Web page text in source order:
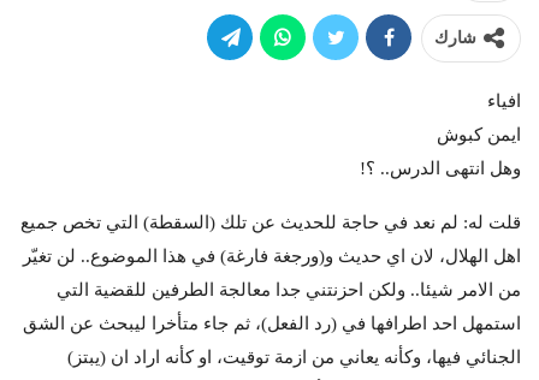
شارك
افياء
ايمن كبوش
وهل انتهى الدرس.. ؟!
قلت له: لم نعد في حاجة للحديث عن تلك (السقطة) التي تخص جميع
اهل الهلال، لان اي حديث و(ورجغة فارغة) في هذا الموضوع.. لن تغيّر
من الامر شيئا.. ولكن احزنتني جدا معالجة الطرفين للقضية التي
استمهل احد اطرافها في (رد الفعل)، ثم جاء متأخرا ليبحث عن الشق
الجنائي فيها، وكأنه يعاني من ازمة توقيت، او كأنه اراد ان (يبتز)